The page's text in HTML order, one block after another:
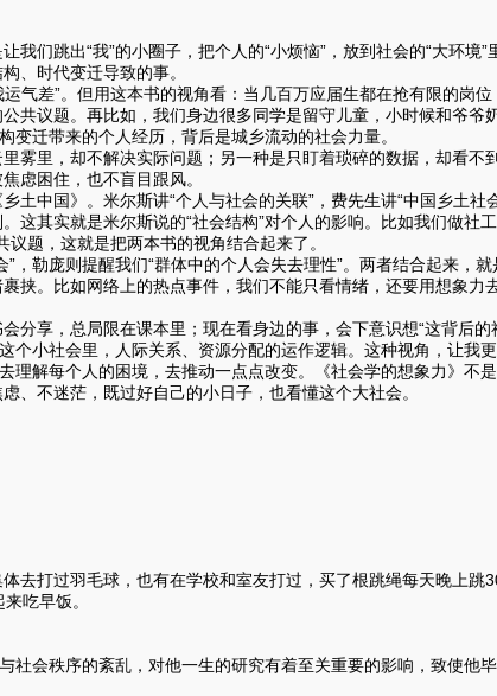
跳出“我”的小圈子，把个人的“小烦恼”，放到社会的“大环境”
、时代变迁导致的事。
气差”。但用这本书的视角看：当几百万应届生都在抢有限的岗
共议题。再比如，我们身边很多同学是留守儿童，小时候和爷爷
变迁带来的个人经历，背后是城乡流动的社会力量。
里，却不解决实际问题；另一种是只盯着琐碎的数据，却看不
虑困住，也不盲目跟风。
土中国》。米尔斯讲“个人与社会的关联”，费先生讲“中国乡土
这其实就是米尔斯说的“社会结构”对个人的影响。比如我们做社
题，这就是把两本书的视角结合起来了。
勒庞则提醒我们“群体中的个人会失去理性”。两者结合起来，
挟。比如网络上的热点事件，我们不能只看情绪，还要用想象力
分享，总局限在课本里；现在看身边的事，会下意识想“这背后的
个小社会里，人际关系、资源分配的运作逻辑。这种视角，让我
解每个人的困境，去推动一点点改变。《社会学的想象力》不
、不迷茫，既过好自己的小日子，也看懂这个大社会。
打过羽毛球，也有在学校和室友打过，买了根跳绳每天晚上跳
吃早饭。
会秩序的紊乱，对他一生的研究有着至关重要的影响，致使他